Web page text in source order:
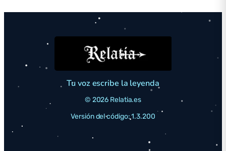
Tu voz escribe la leyenda
© 2026 Relatia.es
Versión del código: 1.3.200